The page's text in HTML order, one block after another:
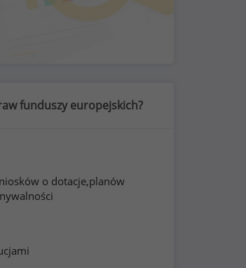
funduszy europejskich?
o dotacje,planów